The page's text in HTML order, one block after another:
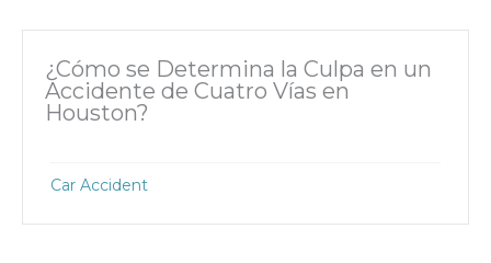
¿Cómo se Determina la Culpa en un
Accidente de Cuatro Vías en
Houston?
Car Accident